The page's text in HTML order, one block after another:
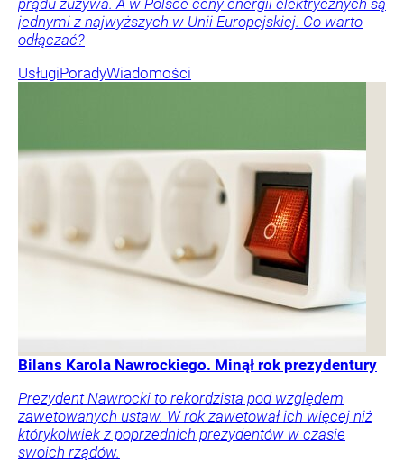
prądu zużywa. A w Polsce ceny energii elektrycznych są
jednymi z najwyższych w Unii Europejskiej. Co warto
odłączać?
UsługiPoradyWiadomości
Bilans Karola Nawrockiego. Minął rok prezydentury
Prezydent Nawrocki to rekordzista pod względem
zawetowanych ustaw. W rok zawetował ich więcej niż
którykolwiek z poprzednich prezydentów w czasie
swoich rządów.